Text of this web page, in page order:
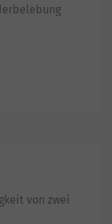
von zwei